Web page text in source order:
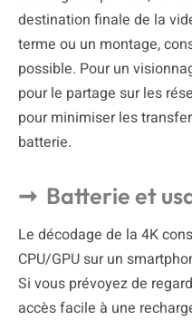
destination finale de la
terme ou un montage,
possible. Pour un
pour le partage sur les
pour minimiser les
batterie.
Batterie et
Le décodage de la 4K
CPU/GPU sur un
Si vous prévoyez de
accès facile à une